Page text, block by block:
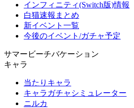
インフィニティ(Switch版)情報
白猫速報まとめ
新イベント一覧
今後のイベント/ガチャ予定
サマービーチバケーション
キャラ
当たりキャラ
キャラガチャシミュレーター
ニルカ